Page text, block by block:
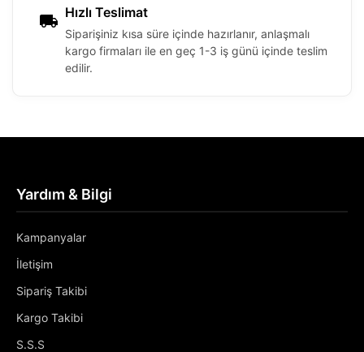
Hızlı Teslimat
Siparişiniz kısa süre içinde hazırlanır, anlaşmalı
kargo firmaları ile en geç 1-3 iş günü içinde teslim
edilir.
Yardım & Bilgi
Kampanyalar
İletişim
Sipariş Takibi
Kargo Takibi
S.S.S